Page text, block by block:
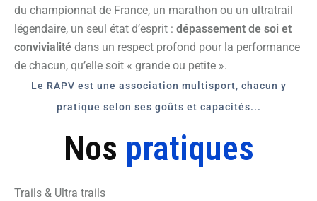
du championnat de France, un marathon ou un ultratrail
légendaire, un seul état d’esprit : dépassement de soi et
convivialité dans un respect profond pour la performance
de chacun, qu’elle soit « grande ou petite ».
Le RAPV est une association multisport, chacun y
pratique selon ses goûts et capacités...
Nos pratiques
Trails & Ultra trails